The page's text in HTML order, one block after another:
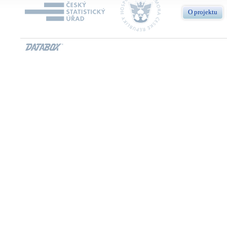
O projektu